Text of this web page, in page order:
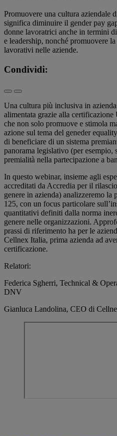
Promuovere una cultura aziendale
significa diminuire il gender pay
donne lavoratrici anche in termini
e leadership, nonché promuovere
lavorativi nelle aziende.
Condividi:
Una cultura più inclusiva in
alimentata grazie alla
che non solo promuove e stimola
azione sul tema del geneder
di beneficiare di un sistema
panorama legislativo (per
premialità nella partecipazione a
In questo webinar, insieme agli
accreditati da Accredia per il
genere in azienda) analizzeremo
125, con un focus particolare
quantitativi definiti dalla norma
genere nelle organizzazioni.
prassi di riferimento ha per le
Cellnex Italia, prima azienda ad
certificazione.
Relatori:
Federica Sgherri, Technical &
DNV
Gianluca Landolina, CEO di